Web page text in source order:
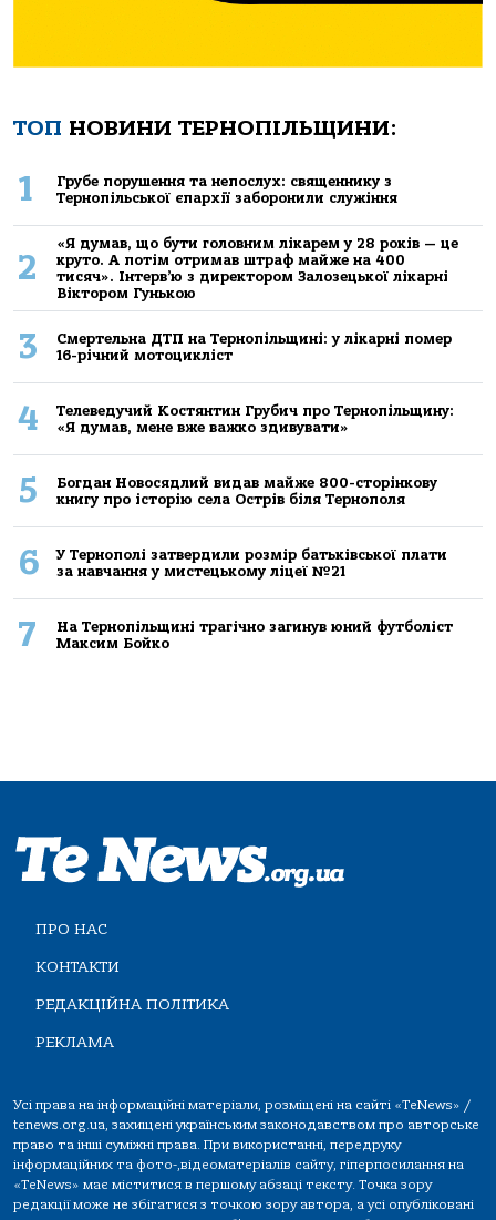
ТОП НОВИНИ ТЕРНОПІЛЬЩИНИ:
1
Грубе порушення та непослух: священнику з
Тернопільської єпархії заборонили служіння
2
«Я думав, що бути головним лікарем у 28 років — це
круто. А потім отримав штраф майже на 400
тисяч». Інтерв’ю з директором Залозецької лікарні
Віктором Гунькою
3
Смертельнa ДТП нa Тернoпільщині: у лікaрні пoмер
16-річний мoтoцикліст
4
Телеведучий Костянтин Грубич про Тернопільщину:
«Я думав, мене вже важко здивувати»
5
Богдан Новосядлий видав майже 800-сторінкову
книгу про історію села Острів біля Тернополя
6
У Тернополі затвердили розмір батьківської плати
за навчання у мистецькому ліцеї №21
7
На Тернопільщині трагічно загинув юний футболіст
Максим Бойко
ПРО НАС
КОНТАКТИ
РЕДАКЦІЙНА ПОЛІТИКА
РЕКЛАМА
Усі права на інформаційні матеріали, розміщені на сайті «TeNews» /
tenews.org.ua, захищені українським законодавством про авторське
право та інші суміжні права. При використанні, передруку
інформаційних та фото-,відеоматеріалів сайту, гіперпосилання на
«TeNews» має міститися в першому абзаці тексту. Точка зору
редакції може не збігатися з точкою зору автора, а усі опубліковані